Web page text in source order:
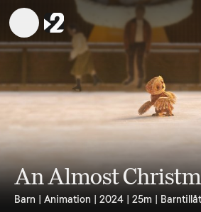
An Almost
Barn | Animation | 2024 | 25m |